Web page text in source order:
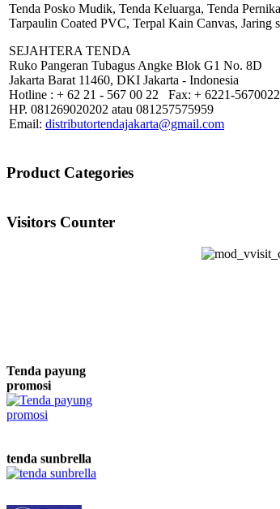
Tenda Posko Mudik, Tenda Keluarga, Tenda
Tarpaulin Coated PVC, Terpal Kain Canvas,
SEJAHTERA TENDA
Ruko Pangeran Tubagus Angke Blok G1 No. 8D
Jakarta Barat 11460, DKI Jakarta - Indonesia
Hotline : + 62 21 - 567 00 22 Fax: + 6221-5670022
HP. 081269020202 atau 081257575959
Email: distributortendajakarta@gmail.com
Product Categories
Visitors Counter
Tenda payung
promosi
tenda sunbrella